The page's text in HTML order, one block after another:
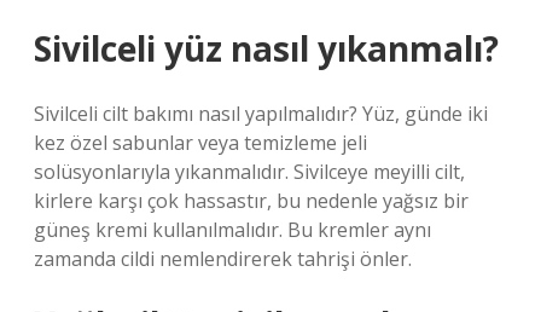
Sivilceli yüz nasıl yıkanmalı?
Sivilceli cilt bakımı nasıl yapılmalıdır? Yüz, günde iki
kez özel sabunlar veya temizleme jeli
solüsyonlarıyla yıkanmalıdır. Sivilceye meyilli cilt,
kirlere karşı çok hassastır, bu nedenle yağsız bir
güneş kremi kullanılmalıdır. Bu kremler aynı
zamanda cildi nemlendirerek tahrişi önler.